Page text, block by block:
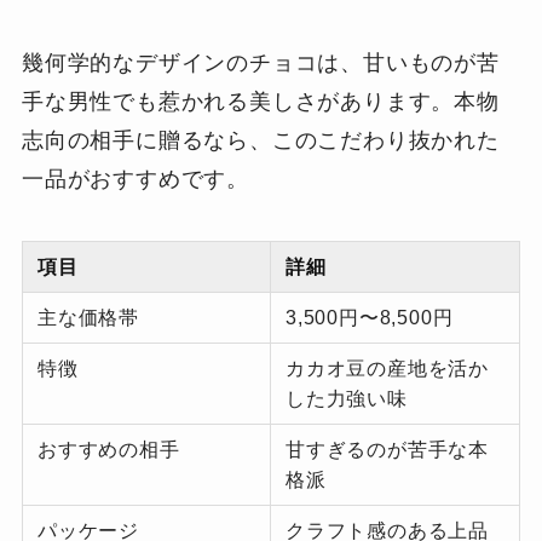
幾何学的なデザインのチョコは、甘いものが苦
手な男性でも惹かれる美しさがあります。本物
志向の相手に贈るなら、このこだわり抜かれた
一品がおすすめです。
項目 詳細
主な価格帯 3,500円〜8,500円
特徴
カカオ豆の産地を活か
した力強い味
おすすめの相手
甘すぎるのが苦手な本
格派
パッケージ
クラフト感のある上品